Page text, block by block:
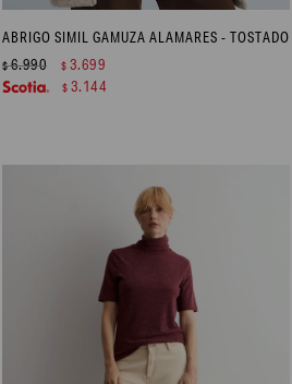
ABRIGO SIMIL GAMUZA ALAMARES - TOSTADO
$6.990 $ 3.699
$ 3.144